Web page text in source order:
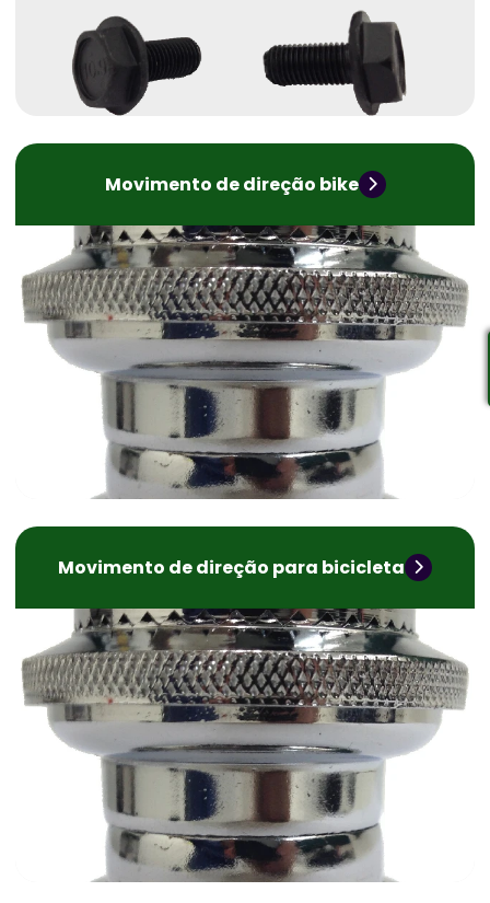
Movimento de direção bike
Movimento de direção para bicicleta